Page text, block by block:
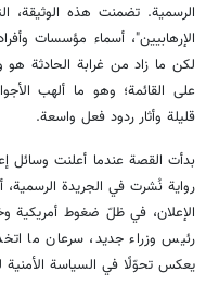
الإرهابيين"، أسماء مؤسسات
لكن ما زاد من غرابة الحادثة هو
على القائمة؛ وهو ما ألهب
قليلة وأثار ردود فعل واسعة.
بدأت القصة عندما أعلنت وسائل
رواية نُشرت في الجريدة
الإعلان، في ظلّ ضغوط أمريكية
رئيس وزراء جديد، سرعان ما
يعكس تحوّلًا في السياسة الأمنية